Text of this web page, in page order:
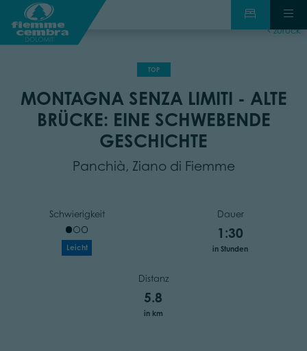
zurück
TOP
MONTAGNA SENZA LIMITI - ALTE
BRÜCKE: EINE SCHWEBENDE
GESCHICHTE
Panchià, Ziano di Fiemme
Schwierigkeit
Leicht
Dauer
1:30
in Stunden
Distanz
5.8
in km